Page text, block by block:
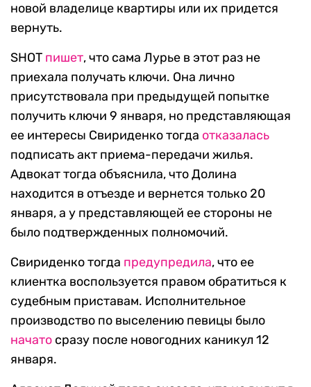
новой владелице квартиры или их придется
вернуть.
SHOT пишет, что сама Лурье в этот раз не
приехала получать ключи. Она лично
присутствовала при предыдущей попытке
получить ключи 9 января, но представляющая
ее интересы Свириденко тогда отказалась
подписать акт приема-передачи жилья.
Адвокат тогда объяснила, что Долина
находится в отъезде и вернется только 20
января, а у представляющей ее стороны не
было подтвержденных полномочий.
Свириденко тогда предупредила, что ее
клиентка воспользуется правом обратиться к
судебным приставам. Исполнительное
производство по выселению певицы было
начато сразу после новогодних каникул 12
января.